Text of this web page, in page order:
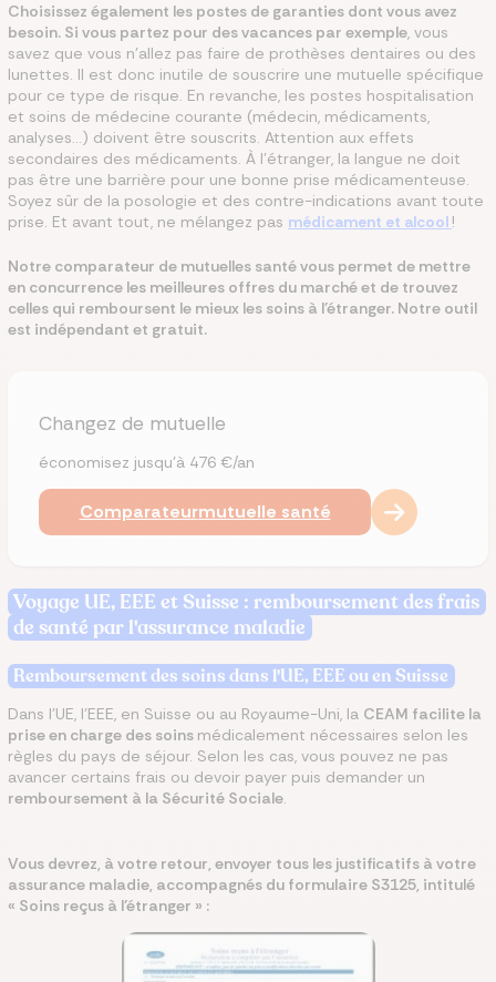
Choisissez également les postes de garanties dont vous avez
besoin. Si vous partez pour des vacances par exemple, vous
savez que vous n’allez pas faire de prothèses dentaires ou des
lunettes. Il est donc inutile de souscrire une mutuelle spécifique
pour ce type de risque. En revanche, les postes hospitalisation
et soins de médecine courante (médecin, médicaments,
analyses…) doivent être souscrits. Attention aux effets
secondaires des médicaments. À l'étranger, la langue ne doit
pas être une barrière pour une bonne prise médicamenteuse.
Soyez sûr de la posologie et des contre-indications avant toute
prise. Et avant tout, ne mélangez pas médicament et alcool !
Notre comparateur de mutuelles santé vous permet de mettre
en concurrence les meilleures offres du marché et de trouvez
celles qui remboursent le mieux les soins à l'étranger. Notre outil
est indépendant et gratuit.
Changez de mutuelle
économisez jusqu’à 476 €/an
Comparateurmutuelle santé
Voyage UE, EEE et Suisse : remboursement des frais
de santé par l'assurance maladie
Remboursement des soins dans l'UE, EEE ou en Suisse
Dans l’UE, l’EEE, en Suisse ou au Royaume-Uni, la CEAM facilite la
prise en charge des soins médicalement nécessaires selon les
règles du pays de séjour. Selon les cas, vous pouvez ne pas
avancer certains frais ou devoir payer puis demander un
remboursement à la Sécurité Sociale.
Vous devrez, à votre retour, envoyer tous les justificatifs à votre
assurance maladie, accompagnés du formulaire S3125, intitulé
« Soins reçus à l’étranger » :